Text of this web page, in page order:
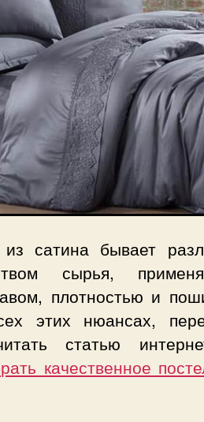
из сатина бывает
сырья,
плотностью и
этих нюансах,
статью
качественное